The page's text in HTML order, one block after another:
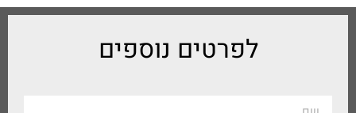
לפרטים נוספים